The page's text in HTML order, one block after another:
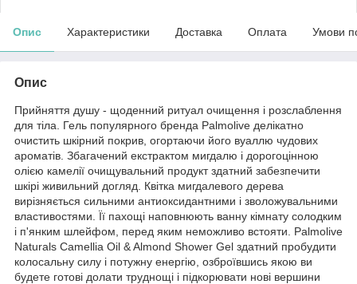
Опис Характеристики Доставка Оплата Умови
Опис
Прийняття душу - щоденний ритуал очищення і розслаблення
для тіла. Гель популярного бренда Palmolive делікатно
очистить шкірний покрив, огортаючи його вуаллю чудових
ароматів. Збагачений екстрактом мигдалю і дорогоцінною
олією камелії очищувальний продукт здатний забезпечити
шкірі живильний догляд. Квітка мигдалевого дерева
вирізняється сильними антиоксидантними і зволожувальними
властивостями. Її пахощі наповнюють ванну кімнату солодким
і п'янким шлейфом, перед яким неможливо встояти. Palmolive
Naturals Camellia Oil & Almond Shower Gel здатний пробудити
колосальну силу і потужну енергію, озброївшись якою ви
будете готові долати труднощі і підкорювати нові вершини